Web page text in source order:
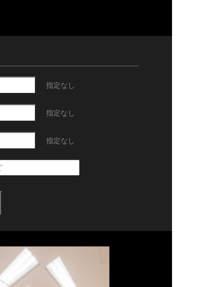
指定なし
指定なし
指定なし